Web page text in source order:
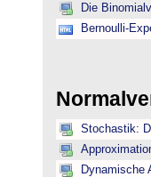
Die
Bernoulli-
Stochastik:
Dynamische